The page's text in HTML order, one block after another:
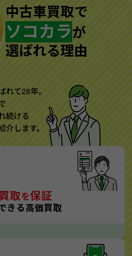
中古車買取で
ソコカラが
選ばれる理由
れて28年。
続ける
介します。
買取を保証
きる高価買取